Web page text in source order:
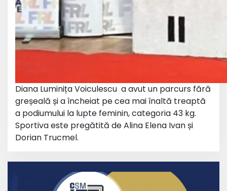
Diana Luminița Voiculescu a avut un parcurs fără
greșeală și a încheiat pe cea mai înaltă treaptă
a podiumului la lupte feminin, categoria 43 kg.
Sportiva este pregătită de Alina Elena Ivan și
Dorian Trucmel.